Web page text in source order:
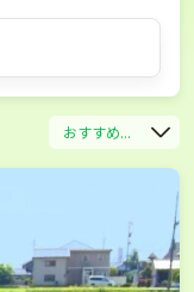
おすすめ...